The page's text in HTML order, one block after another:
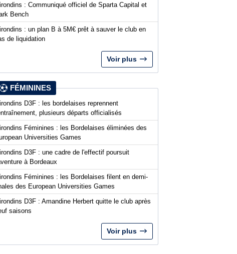
: Communiqué officiel de Sparta Capital et
Bench
: un plan B à 5M€ prêt à sauver le club en
de liquidation
Voir plus
FÉMININES
D3F : les bordelaises reprennent
plusieurs départs officialisés
Féminines : les Bordelaises éliminées des
Universities Games
D3F : une cadre de l'effectif poursuit
à Bordeaux
Féminines : les Bordelaises filent en demi-
des European Universities Games
D3F : Amandine Herbert quitte le club après
saisons
Voir plus